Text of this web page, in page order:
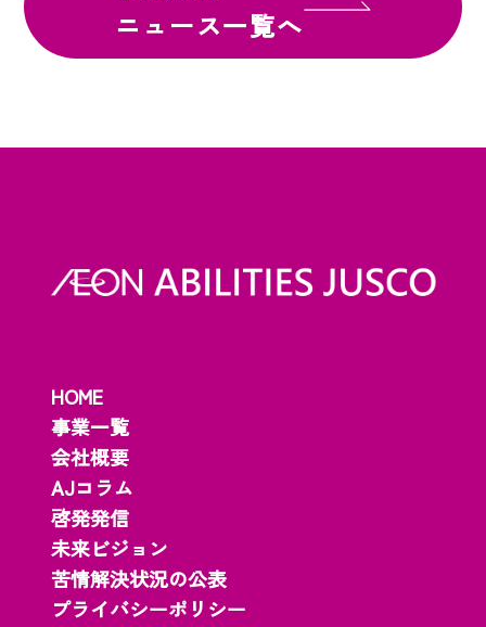
ニュース一覧へ
HOME
事業一覧
会社概要
AJコラム
啓発発信
未来ビジョン
苦情解決状況の公表
プライバシーポリシー